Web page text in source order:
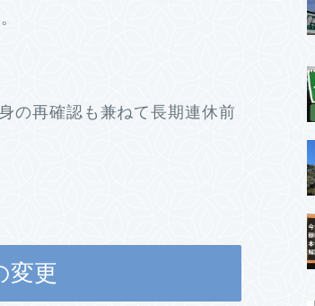
の再確認も兼ねて長期連休前
変更